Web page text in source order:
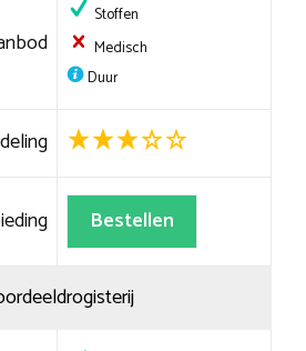
Stoffen
Medisch
Duur
Bestellen